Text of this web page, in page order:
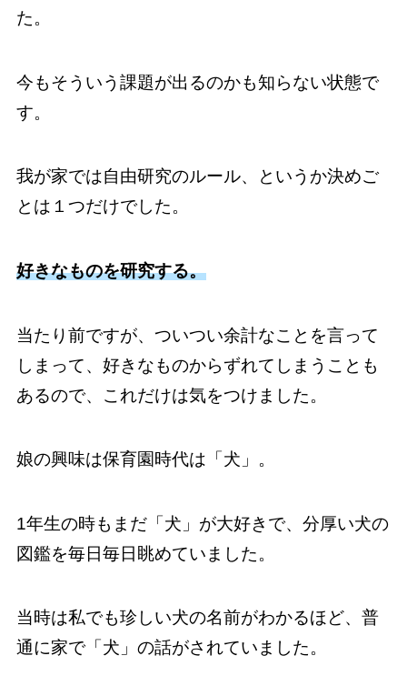
た。
今もそういう課題が出るのかも知らない状態で
す。
我が家では自由研究のルール、というか決めご
とは１つだけでした。
好きなものを研究する。
当たり前ですが、ついつい余計なことを言って
しまって、好きなものからずれてしまうことも
あるので、これだけは気をつけました。
娘の興味は保育園時代は「犬」。
1年生の時もまだ「犬」が大好きで、分厚い犬の
図鑑を毎日毎日眺めていました。
当時は私でも珍しい犬の名前がわかるほど、普
通に家で「犬」の話がされていました。